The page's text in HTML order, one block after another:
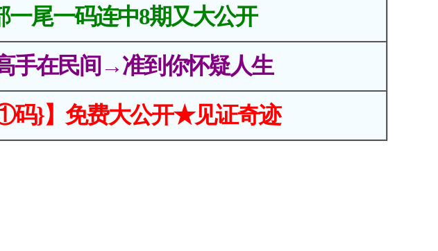
一尾一码连中8期又大公开
手在民间→准到你怀疑人生
}】免费大公开★见证奇迹